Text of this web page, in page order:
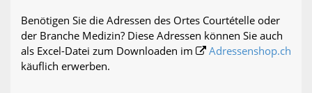
Benötigen Sie die Adressen des Ortes Courtételle oder
der Branche Medizin? Diese Adressen können Sie auch
als Excel-Datei zum Downloaden im
Adressenshop.ch
käuflich erwerben.